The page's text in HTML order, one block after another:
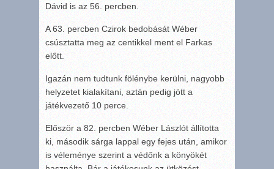
Dávid is az 56. percben.
A 63. percben Czirok bedobását Wéber
csúsztatta meg az centikkel ment el Farkas
előtt.
Igazán nem tudtunk fölénybe kerülni, nagyobb
helyzetet kialakítani, aztán pedig jött a
játékvezető 10 perce.
Először a 82. percben Wéber Lászlót állította
ki, második sárga lappal egy fejes után, amikor
is véleménye szerint a védőnk a könyökét